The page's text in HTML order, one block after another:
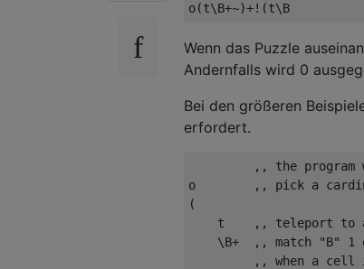
Wenn das Puzzle
Andernfalls wird 0
Bei den größeren
erfordert.
,, the program
o        ,, pick a
(
t    ,, teleport to
\B+  ,, match "B" 1
,, when a cell